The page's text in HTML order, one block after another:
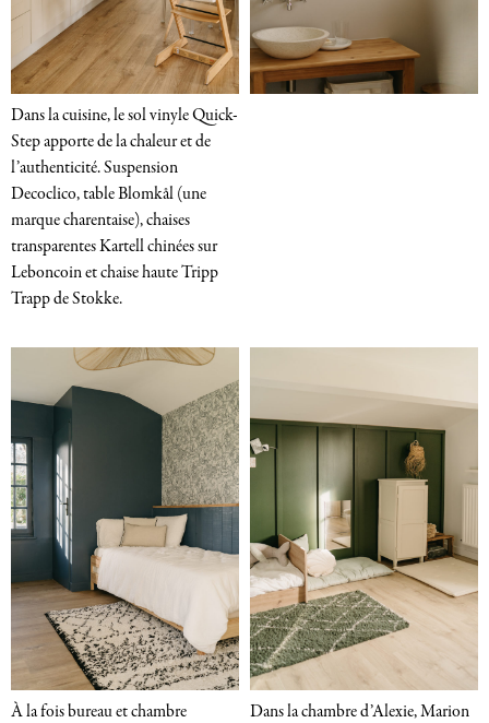
Dans la cuisine, le sol vinyle Quick-
Step apporte de la chaleur et de
l’authenticité. Suspension
Decoclico, table Blomkål (une
marque charentaise), chaises
transparentes Kartell chinées sur
Leboncoin et chaise haute Tripp
Trapp de Stokke.
À la fois bureau et chambre Dans la chambre d’Alexie, Marion